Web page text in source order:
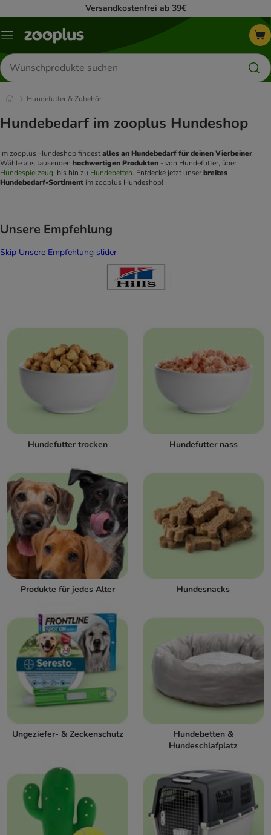
Versandkostenfrei ab 39€
Menü
Produkte
suchen
Hundefutter & Zubehör
Hundebedarf im zooplus Hundeshop
Im zooplus Hundeshop findest alles an Hundebedarf für deinen Vierbeiner.
Wähle aus tausenden hochwertigen Produkten
Hundespielzeug, bis hin zu Hundebetten. Entdecke jetzt unser breites
Hundebedarf-Sortiment
Unsere Empfehlung
Skip Unsere Empfehlung slider
Hundefutter trocken Hundefutter nass
Produkte für jedes Alter Hundesnacks
Ungeziefer- & Zeckenschutz
Hundebetten &
Hundeschlafplatz